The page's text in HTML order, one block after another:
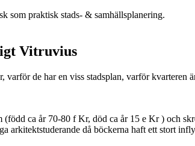
som praktisk stads- & samhällsplanering.
Vitruvius
de har en viss stadsplan, varför
ca år 70-80 f Kr, död ca år 15 e Kr ) och
arkitektstuderande då böckerna haft ett stort